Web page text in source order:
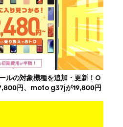
ルの対象機種を追加・更新！O
円、moto g37jが19,800円